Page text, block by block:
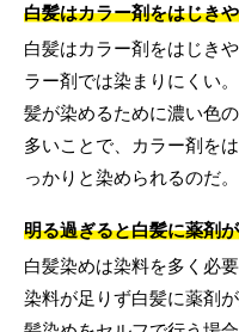
白髪はカラー剤をはじき
白髪はカラー剤をはじき
ラー剤では染まりにくい
髪が染めるために濃い色
多いことで、カラー剤を
っかりと染められるのだ。
明る過ぎると白髪に薬剤
白髪染めは染料を多く必
染料が足りず白髪に薬剤